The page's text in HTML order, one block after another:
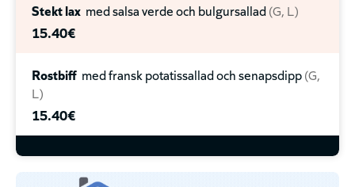
Stekt lax med salsa verde och bulgursallad G L
15.40€
Rostbiff med fransk potatissallad och senapsdipp G
L
15.40€